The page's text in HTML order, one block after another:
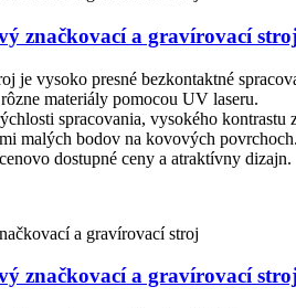
značkovací a gravírovací
je vysoko presné bezkontaktné
materiály pomocou UV laseru.
spracovania, vysokého kontrastu
malých bodov na kovových
dostupné ceny a atraktívny dizajn.
značkovací a gravírovací